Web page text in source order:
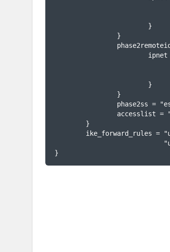
mask = 255.255.255.0; #DEINEDATEN
mask = 255.128.0.0; #DEINEDATEN
}